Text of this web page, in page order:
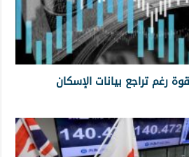
رغم تراجع بيانات الإسكان